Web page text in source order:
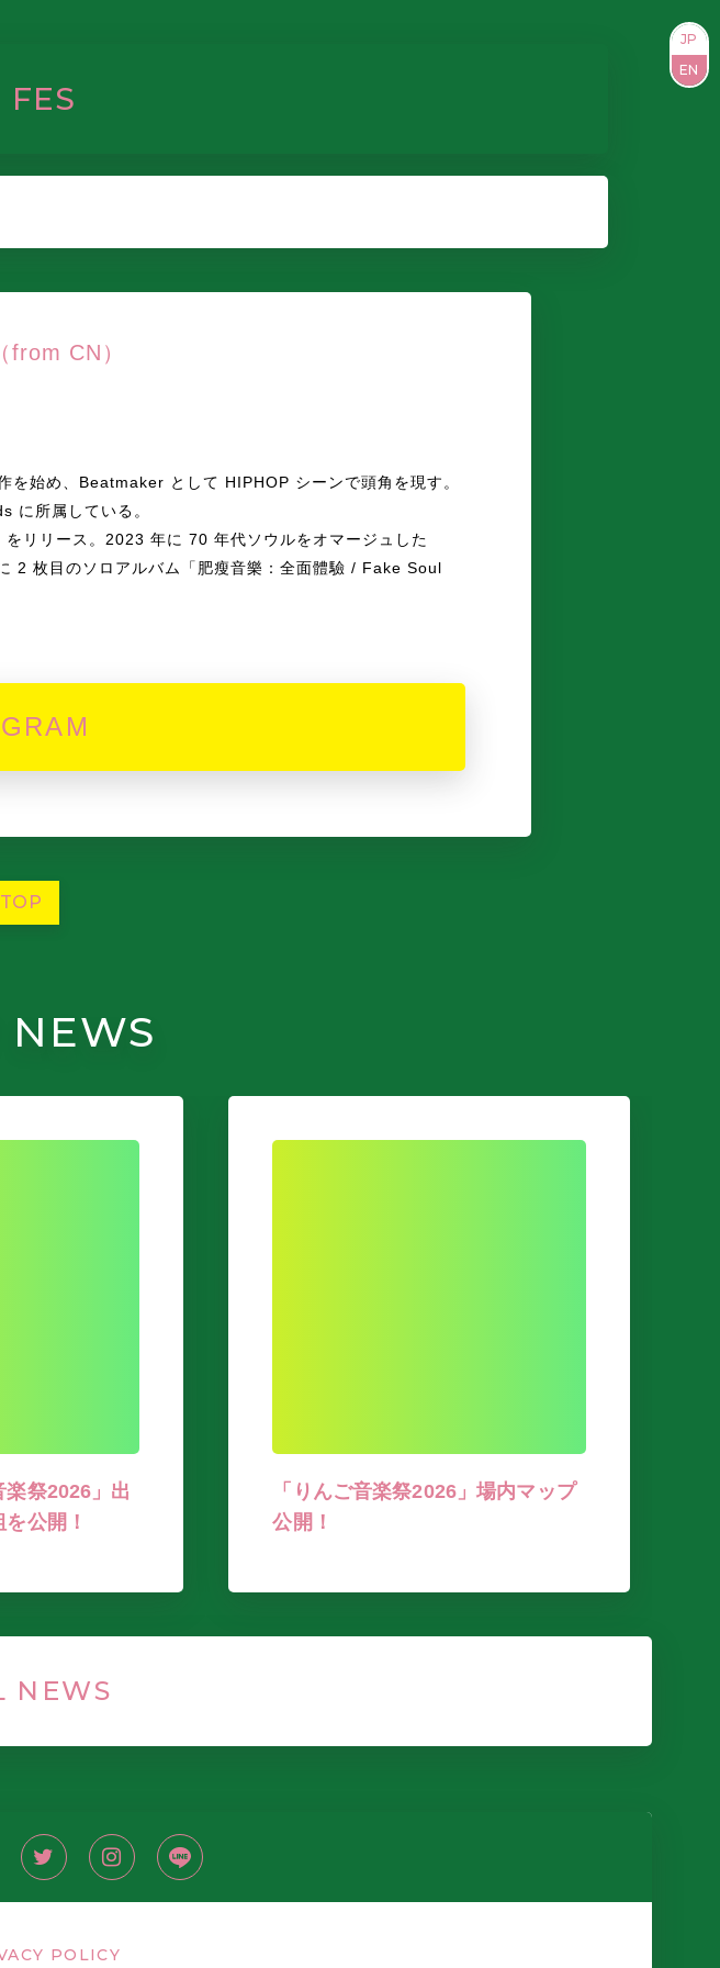
JP
EN
FES
（from CN）
始め、Beatmaker として HIPHOP シーンで頭角を現す。
に所属している。
リリース。2023 年に 70 年代ソウルをオマージュした
2 枚目のソロアルバム「肥瘦音樂：全面體驗 / Fake Soul
NEWS
祭2026」出
公開！
「りんご音楽祭2026」場内マップ
公開！
NEWS
POLICY